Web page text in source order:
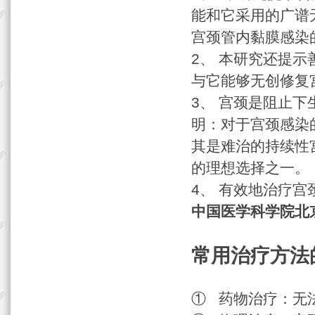
能和它采用的广谱
宫颈管内黏膜感染
2、 本研究还提示
与它能够无创修复
3、 宫颈是阻止下
明：对于宫颈感染
其是难治的持续性
的理想选择之一。
4、 有效地治疗宫
中国医学科学院北
常用治疗方法
① 药物治疗：无